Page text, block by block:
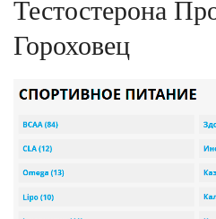
Тестостерона
Гороховец